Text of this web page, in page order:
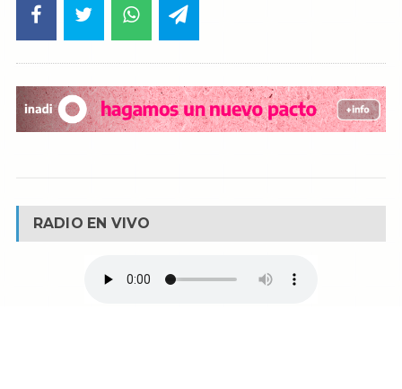
RADIO EN VIVO